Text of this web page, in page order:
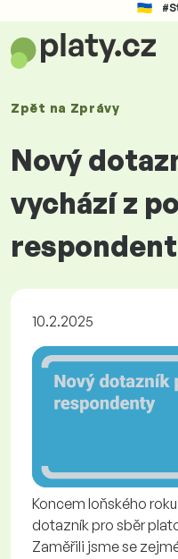
Zpět na Zprávy
Nový
vychází z
10.2.2025
Koncem loňského
dotazník pro sběr
Zaměřili jsme se